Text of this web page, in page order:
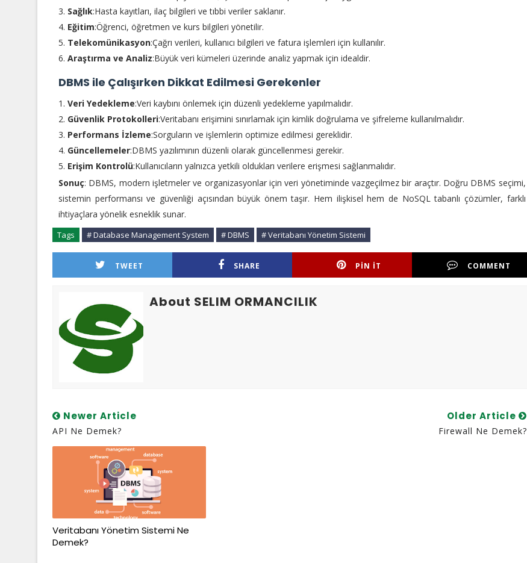
Sağlık:Hasta kayıtları, ilaç bilgileri ve tıbbi veriler saklanır.
Eğitim:Öğrenci, öğretmen ve kurs bilgileri yönetilir.
Telekomünikasyon:Çağrı verileri, kullanıcı bilgileri ve fatura işlemleri için kullanılır.
Araştırma ve Analiz:Büyük veri kümeleri üzerinde analiz yapmak için idealdir.
DBMS ile Çalışırken Dikkat Edilmesi Gerekenler
Veri Yedekleme:Veri kaybını önlemek için düzenli yedekleme yapılmalıdır.
Güvenlik Protokolleri:Veritabanı erişimini sınırlamak için kimlik doğrulama ve şifreleme kullanılmalıdır.
Performans İzleme:Sorguların ve işlemlerin optimize edilmesi gereklidir.
Güncellemeler:DBMS yazılımının düzenli olarak güncellenmesi gerekir.
Erişim Kontrolü:Kullanıcıların yalnızca yetkili oldukları verilere erişmesi sağlanmalıdır.
Sonuç: DBMS, modern işletmeler ve organizasyonlar için veri yönetiminde vazgeçilmez bir araçtır. Doğru DBMS seçimi,
sistemin performansı ve güvenliği açısından büyük önem taşır. Hem ilişkisel hem de NoSQL tabanlı çözümler, farklı
ihtiyaçlara yönelik esneklik sunar.
Tags # Database Management System # DBMS # Veritabanı Yönetim Sistemi
TWEET SHARE PIN IT COMMENT
About SELIM ORMANCILIK
Newer Article
API Ne Demek?
Older Article
Firewall Ne Demek?
Veritabanı Yönetim Sistemi Ne
Demek?